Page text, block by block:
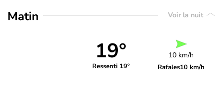
Matin Voir la nuit
19°
Ressenti 19°
10 km/h
Rafales10 km/h